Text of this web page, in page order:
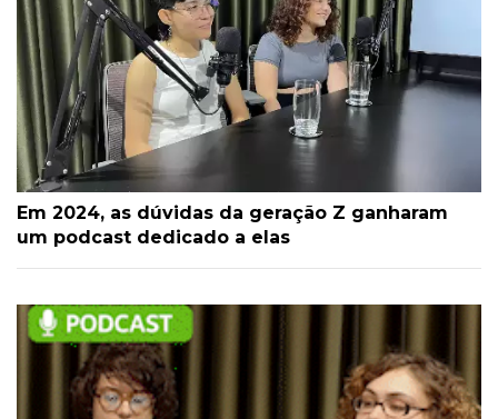
Em 2024, as dúvidas da geração Z ganharam
um podcast dedicado a elas